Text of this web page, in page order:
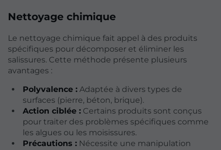
Nettoyage chimique
Le nettoyage chimique fait appel à des produits
spécifiques pour décomposer et éliminer les
salissures. Cette méthode présente plusieurs
avantages :
Polyvalence :Adaptée à divers types de
surfaces (pierre, béton, brique).
Action ciblée :Certains produits sont conçus
pour traiter des problèmes spécifiques comme
les algues ou les moisissures.
Précautions :Nécessite une manipulation